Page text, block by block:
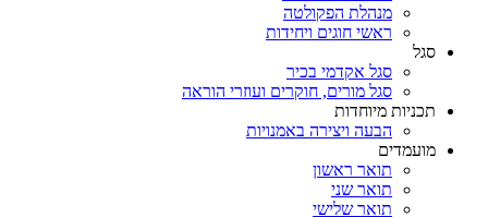
מנהלת הפקולטה
ראשי חוגים ויחידות
סגל
סגל אקדמי בכיר
סגל מורים, חוקרים ועוזרי הוראה
תכניות מיוחדות
הבעה ויצירה באמנויות
מועמדים
תואר ראשון
תואר שני
תואר שלישי